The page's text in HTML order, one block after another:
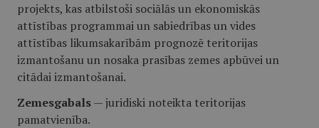
projekts, kas atbilstoši sociālās un ekonomiskās
attīstības programmai un sabiedrības un vides
attīstības likumsakarībām prognozē teritorijas
izmantošanu un nosaka prasības zemes apbūvei un
citādai izmantošanai.
Zemesgabals— juridiski noteikta teritorijas
pamatvienība.